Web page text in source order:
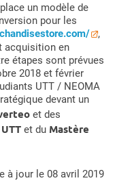
un modèle de
pour les
,
acquisition en
étapes sont prévues
2018 et février
UTT / NEOMA
devant un
et des
et du Mastère
à jour le 08 avril 2019